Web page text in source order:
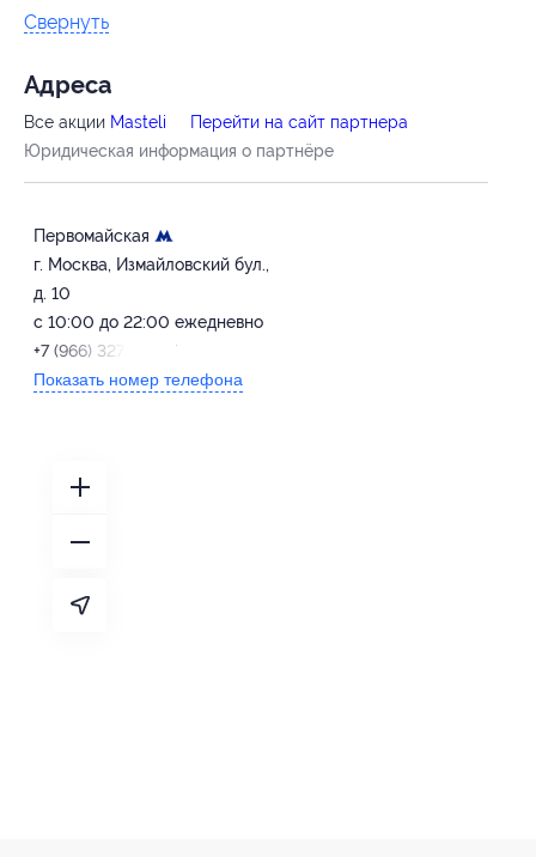
Свернуть
Адресa
Все акции Masteli
Перейти на сайт партнера
Юридическая информация о партнёре
Первомайская
г. Москва, Измайловский бул.,
д. 10
с 10:00 до 22:00 ежедневно
+7 (966) 327-01-27
Показать номер телефона